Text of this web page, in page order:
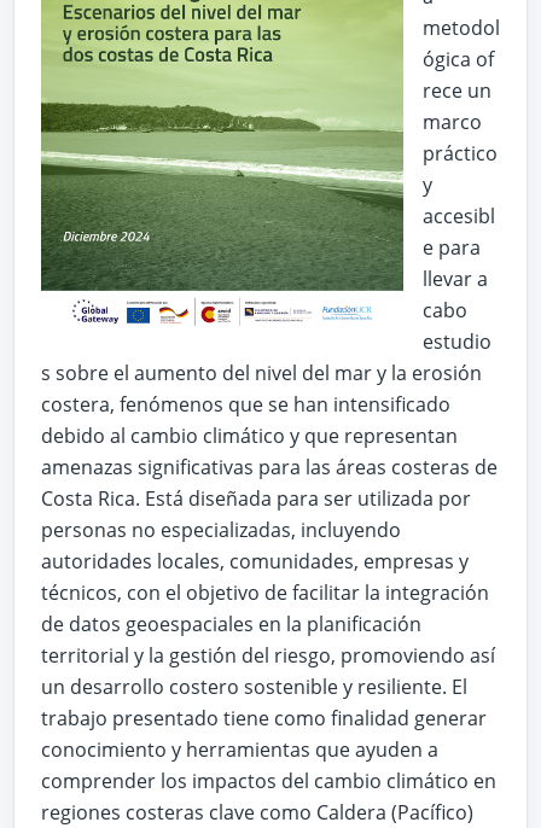
metodol
ógica of
rece un
marco
práctico
y
accesibl
e para
llevar a
cabo
estudio
s sobre el aumento del nivel del mar y la erosión
costera, fenómenos que se han intensificado
debido al cambio climático y que representan
amenazas significativas para las áreas costeras de
Costa Rica. Está diseñada para ser utilizada por
personas no especializadas, incluyendo
autoridades locales, comunidades, empresas y
técnicos, con el objetivo de facilitar la integración
de datos geoespaciales en la planificación
territorial y la gestión del riesgo, promoviendo así
un desarrollo costero sostenible y resiliente. El
trabajo presentado tiene como finalidad generar
conocimiento y herramientas que ayuden a
comprender los impactos del cambio climático en
regiones costeras clave como Caldera (Pacífico)